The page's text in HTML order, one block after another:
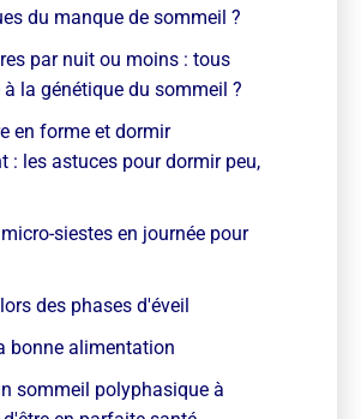
du manque de sommeil ?
par nuit ou moins : tous
la génétique du sommeil ?
en forme et dormir
: les astuces pour dormir peu,
siestes en journée pour
des phases d'éveil
bonne alimentation
sommeil polyphasique à